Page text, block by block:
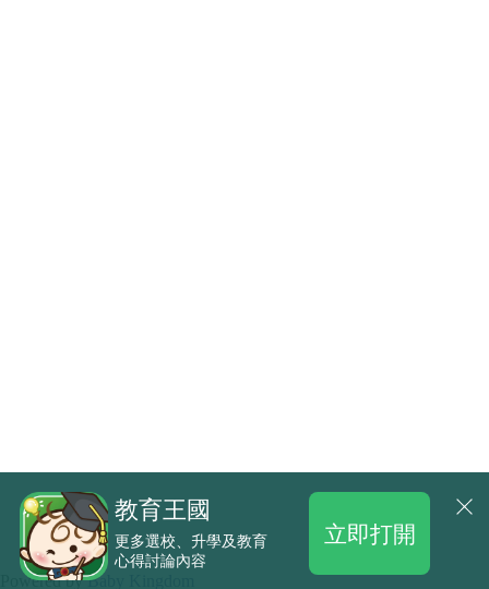
Powered byBaby Kingdom
教育王國
更多選校、升學及教育
心得討論內容
立即打開